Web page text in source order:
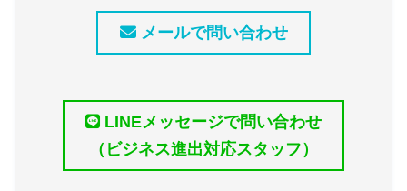
メールで問い合わせ
LINEメッセージで問い合わせ
（ビジネス進出対応スタッフ）